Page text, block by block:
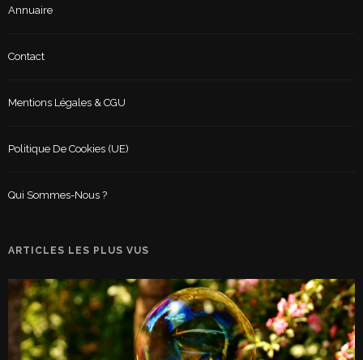
Annuaire
Contact
Mentions Légales & CGU
Politique De Cookies (UE)
Qui Sommes-Nous ?
ARTICLES LES PLUS VUS